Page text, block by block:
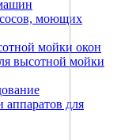
моющих
мойки окон
высотной мойки
аппаратов для